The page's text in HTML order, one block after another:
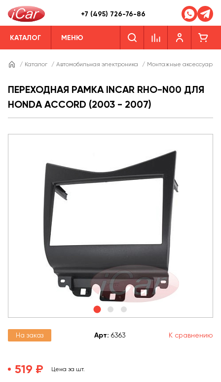
+7 (495) 726-76-86
КАТАЛОГ МЕНЮ
/ Каталог / Автомобильная электроника / Монтажные аксессуары
ПЕРЕХОДНАЯ РАМКА INCAR RHO-N00 ДЛЯ
HONDA ACCORD (2003 - 2007)
На заказ Арт: 6363 К сравнению
519 ₽ Цена за шт.